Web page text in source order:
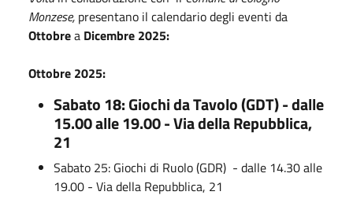
Monzese, presentano il calendario degli eventi da
Ottobrea Dicembre 2025:
Ottobre 2025:
Sabato 18: Giochi da Tavolo (GDT) - dalle
15.00 alle 19.00 - Via della Repubblica,
21
Sabato 25: Giochi di Ruolo (GDR) - dalle 14.30 alle
19.00 - Via della Repubblica, 21